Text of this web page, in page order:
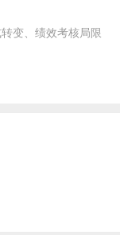
变、绩效考核局限